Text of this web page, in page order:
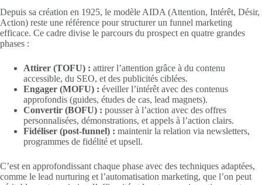
Depuis sa création en 1925, le modèle AIDA (Attention, Intérêt, Désir,
Action) reste une référence pour structurer un funnel marketing
efficace. Ce cadre divise le parcours du prospect en quatre grandes
phases :
Attirer (TOFU) : attirer l’attention grâce à du contenu
accessible, du SEO, et des publicités ciblées.
Engager (MOFU) : éveiller l’intérêt avec des contenus
approfondis (guides, études de cas, lead magnets).
Convertir (BOFU) : pousser à l’action avec des offres
personnalisées, démonstrations, et appels à l’action clairs.
Fidéliser (post-funnel) : maintenir la relation via newsletters,
programmes de fidélité et upsell.
C’est en approfondissant chaque phase avec des techniques adaptées,
comme le lead nurturing et l’automatisation marketing, que l’on peut